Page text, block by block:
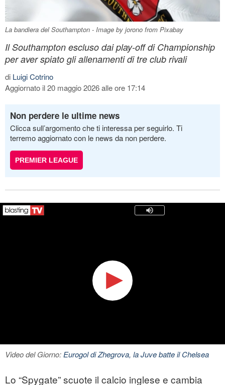
La bandiera del Southampton - Image by jorono from Pixabay
Il Southampton escluso dai play-off di Championship
per aver spiato gli allenamenti di tre club rivali
di Luigi Cotrino
Aggiornato il 20 maggio 2026 alle ore 17:14
Non perdere le ultime news
Clicca sull’argomento che ti interessa per seguirlo. Ti
terremo aggiornato con le news da non perdere.
PREMIER LEAGUE
Video del Giorno:Eurogol di Zhegrova, la Juve batte il Chelsea
Lo “Spygate” scuote il calcio inglese e cambia